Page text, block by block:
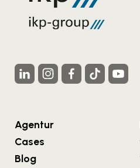
Agentur
Cases
Blog